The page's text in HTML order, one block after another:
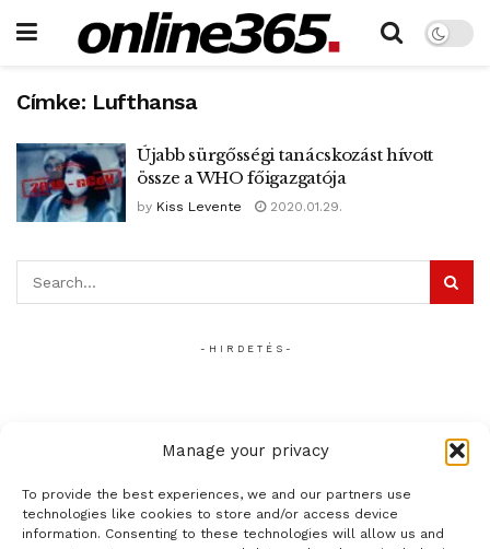
Manage your privacy
To provide the best experiences, we and our partners use
technologies like cookies to store and/or access device
information. Consenting to these technologies will allow us and
Címke: Lufthansa
Újabb sürgősségi tanácskozást hívott
össze a WHO főigazgatója
by Kiss Levente 2020.01.29.
- H I R D E T É S -